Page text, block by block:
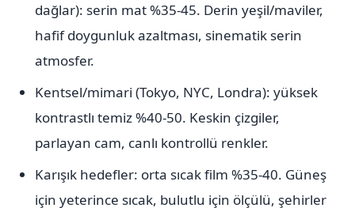
dağlar): serin mat %35-45. Derin yeşil/maviler,
hafif doygunluk azaltması, sinematik serin
atmosfer.
Kentsel/mimari (Tokyo, NYC, Londra): yüksek
kontrastlı temiz %40-50. Keskin çizgiler,
parlayan cam, canlı kontrollü renkler.
Karışık hedefler: orta sıcak film %35-40. Güneş
için yeterince sıcak, bulutlu için ölçülü, şehirler